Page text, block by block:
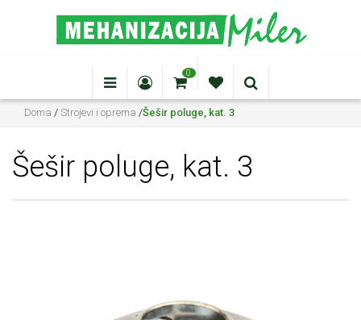
0
Doma / Strojevi i oprema /Šešir poluge, kat. 3
Šešir poluge, kat. 3